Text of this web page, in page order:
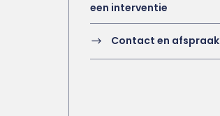
een interventie
Contact en afspraak